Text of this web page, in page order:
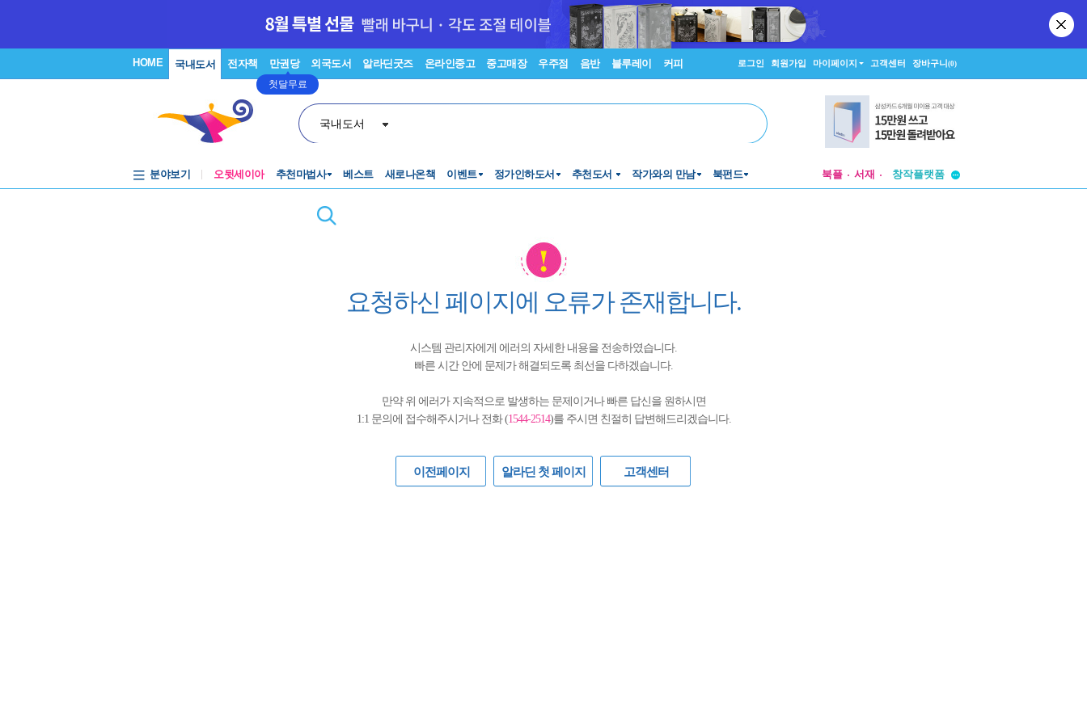
HOME 국내도서 전자책 만권당
첫달무료
외국도서 알라딘굿즈 온라인중고 중고매장 우주점 음반 블루레이 커피 로그인 회원가입 마이페이지 고객센터 장바구니(0)
국내도서
분야보기 오뒷세이아 추천마법사 베스트 새로나온책 이벤트 정가인하도서 추천도서 작가와의 만남 북펀드 북플 서재
창작플랫폼
투비컨티뉴드
요청하신 페이지에 오류가 존재합니다.
시스템 관리자에게 에러의 자세한 내용을 전송하였습니다.
빠른 시간 안에 문제가 해결되도록 최선을 다하겠습니다.
만약 위 에러가 지속적으로 발생하는 문제이거나 빠른 답신을 원하시면
1:1 문의에 접수해주시거나 전화 (1544-2514)를 주시면 친절히 답변해드리겠습니다.
이전페이지 알라딘 첫 페이지 고객센터